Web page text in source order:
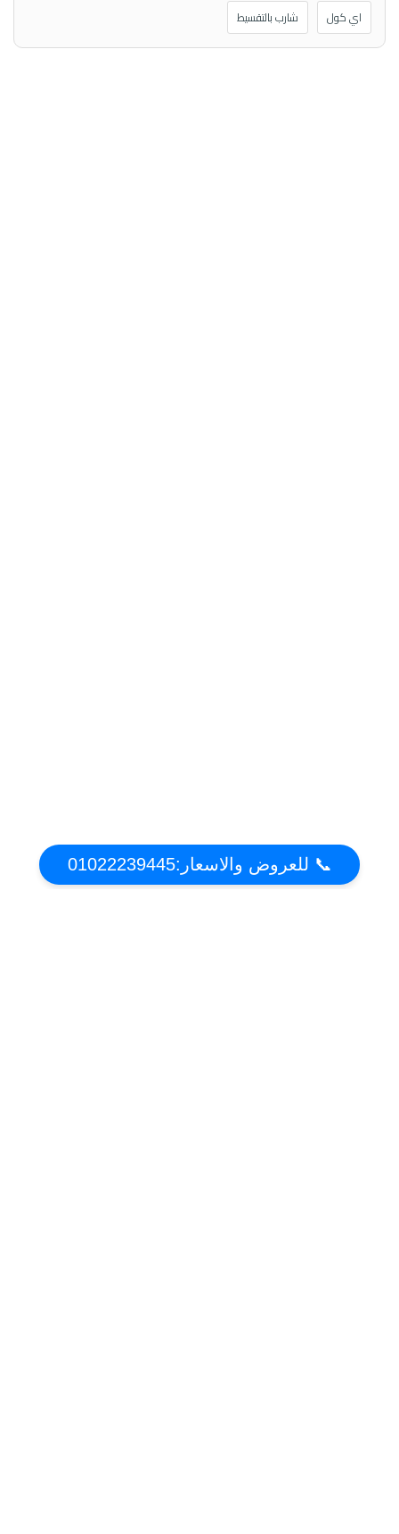
اي كول شارب بالتقسيط
📞 للعروض والاسعار:01022239445